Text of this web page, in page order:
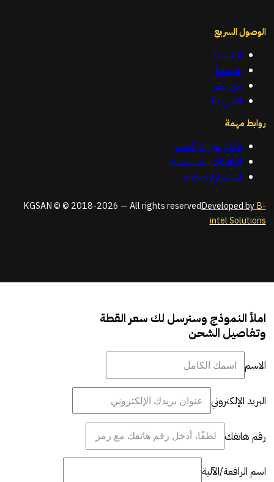
الوصول السريع
الرئيسية
خدماتنا
من نحن
اتصل بنا
روابط مهمة
قطع غيار الرافعات
الرافعات المستعملة
استشارة مجانية
KGSAN © © 2018-2026 — All rights reservedDeveloped byB-
intel Solutions
املأ النموذج وسنرسل لك سعر القطة
وتفاصيل الشحن
الاسم
البريد الإلكتروني
رقم هاتفك
اسم الرافعة/الآلية